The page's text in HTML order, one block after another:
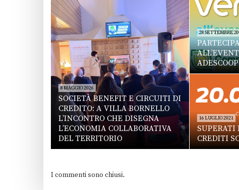
8 MAGGIO 2026
SOCIETÀ BENEFIT E CIRCUITI DI
CREDITO: A VILLA BORNELLO
L’INCONTRO CHE DISEGNA
L’ECONOMIA COLLABORATIVA
DEL TERRITORIO
28 SETTEMBRE
ADESCOOP
16 LUGLIO 2021
CREDITI
I commenti sono chiusi.